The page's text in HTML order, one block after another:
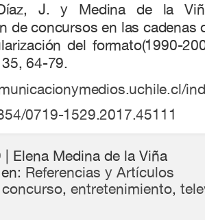
J. y Medina de la
de concursos en las cadenas
del formato(1990-
64-79.
0719-1529.2017.45111
| Elena Medina de la Viña
Referencias y Artículos
concurso, entretenimiento,